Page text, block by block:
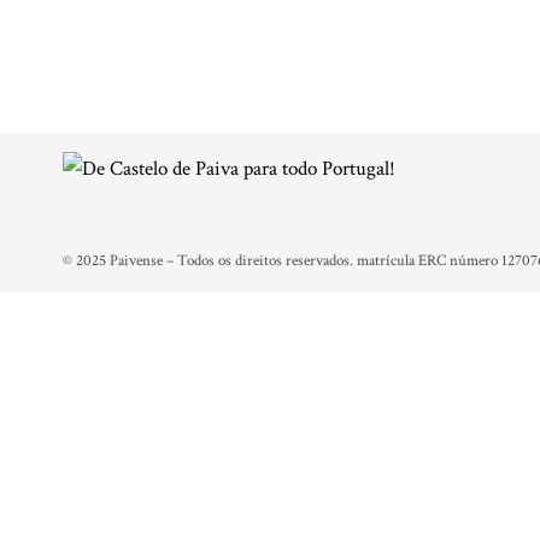
© 2025 Paivense – Todos os direitos reservados. matrícula ERC número